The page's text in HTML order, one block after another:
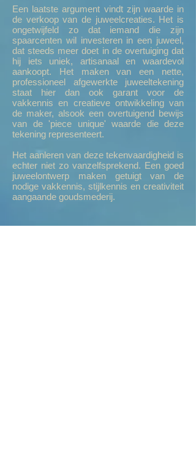
Een laatste argument vindt zijn waarde in
de verkoop van de juweelcreaties. Het is
ongetwijfeld zo dat iemand die zijn
spaarcenten wil investeren in een juweel,
dat steeds meer doet in de overtuiging dat
hij iets uniek, artisanaal en waardevol
aankoopt. Het maken van een nette,
professioneel afgewerkte juweeltekening
staat hier dan ook garant voor de
vakkennis en creatieve ontwikkeling van
de maker, alsook een overtuigend bewijs
van de 'piece unique' waarde die deze
tekening representeert.
Het aanleren van deze tekenvaardigheid is
echter niet zo vanzelfsprekend. Een goed
juweelontwerp maken getuigt van de
nodige vakkennis, stijlkennis en creativiteit
aangaande goudsmederij.